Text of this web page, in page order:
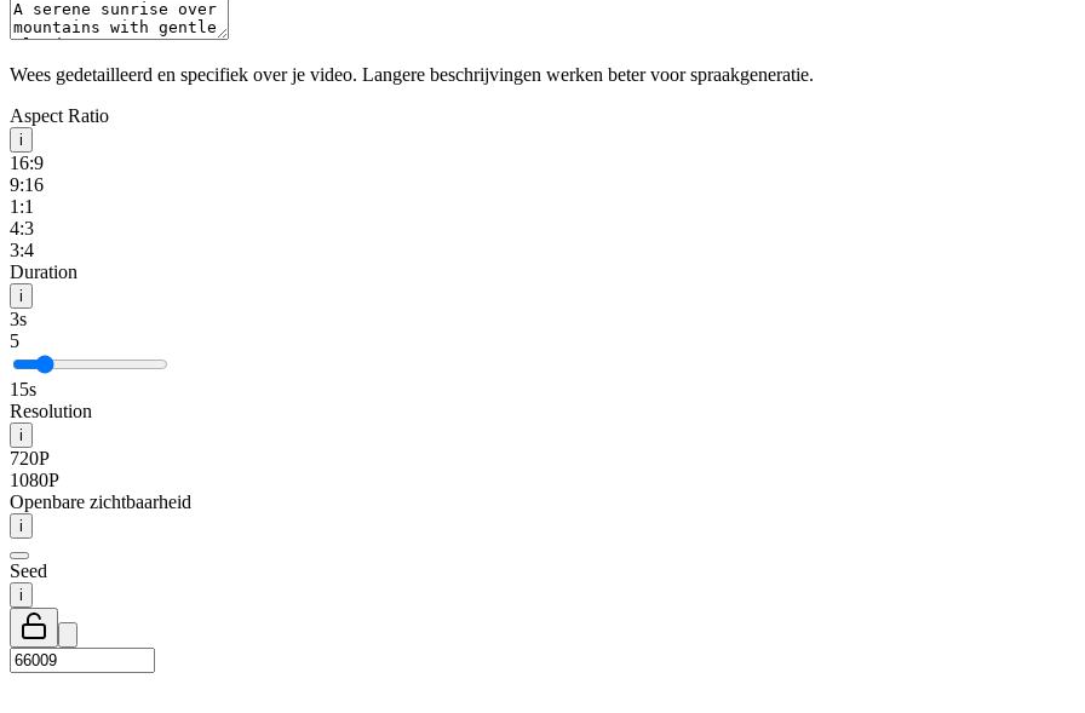
Wees gedetailleerd en specifiek over je video. Langere beschrijvingen werken beter voor spraakgeneratie.
Aspect Ratio
i
16:9
9:16
1:1
4:3
3:4
Duration
i
3s
5
15s
Resolution
i
720P
1080P
Openbare zichtbaarheid
i
Seed
i